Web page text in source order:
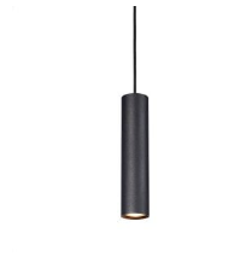
✔ Tot 30 dagen bedenktijd!